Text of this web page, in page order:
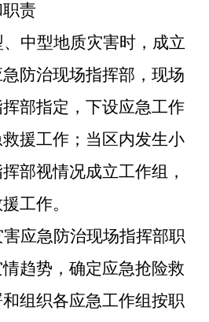
职责
中型地质灾害时，成立
防治现场指挥部，现场
部指定，下设应急工作
援工作；当区内发生小
部视情况成立工作组，
工作。
应急防治现场指挥部职
趋势，确定应急抢险救
组织各应急工作组按职